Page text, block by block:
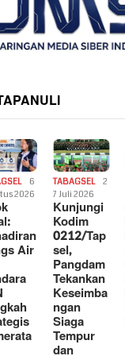
6
2026
Air
TABAGSEL
2
7 Juli 2026
Kunjungi
Kodim
0212/Tap
sel,
Pangdam
Tekankan
Keseimba
ngan
Siaga
Tempur
dan